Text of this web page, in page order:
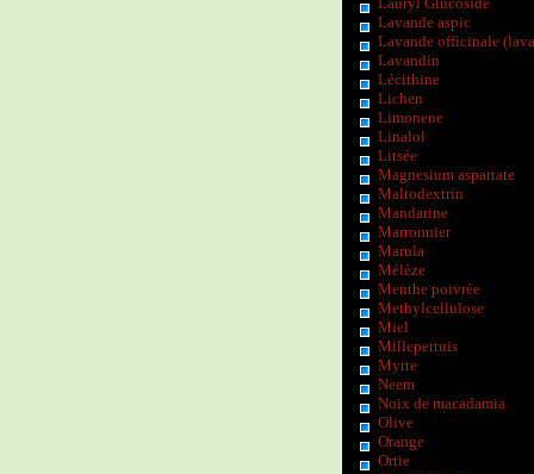
Lavande aspic
Lavande officinale
Lavandin
Lécithine
Lichen
Limonene
Linalol
Litsée
Magnesium aspartate
Maltodextrin
Mandarine
Marronnier
Marula
Mélèze
Menthe poivrée
Methylcellulose
Miel
Millepertuis
Myrte
Neem
Noix de macadamia
Olive
Orange
Ortie